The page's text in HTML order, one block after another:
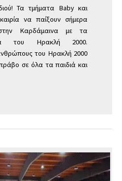
Τα τμήματα Baby και
να παίξουν σήμερα
στην Καρδάμαινα με τα
του Ηρακλή 2000.
του Ηρακλή 2000
σε όλα τα παιδιά και